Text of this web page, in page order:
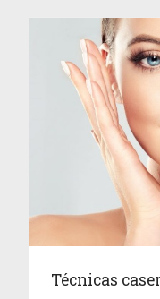
Técnicas